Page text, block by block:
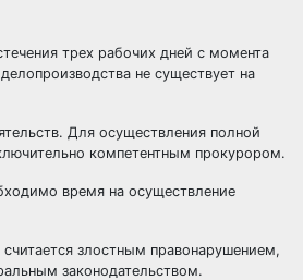
трех рабочих дней с момента
не существует на
Для осуществления полной
компетентным прокурором.
время на осуществление
злостным правонарушением,
законодательством.